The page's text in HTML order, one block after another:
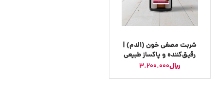
شربت مصفی خون (الدم) |
رقیق‌کننده و پاکساز طبیعی
خون، درمان کننده دردهای
﷼3.200.000